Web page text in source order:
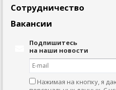
Сотрудничество
Вакансии
Подпишитесь
на наши новости
Нажимая на кнопку, я